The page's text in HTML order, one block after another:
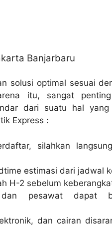
Banjarbaru
solusi optimal sesuai
itu, sangat
dari suatu hal
Express :
silahkan
estimasi dari jadwal
H-2 sebelum
pesawat dapat
dan cairan